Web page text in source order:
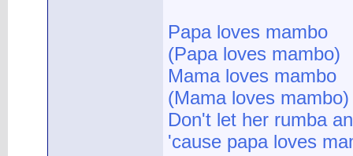
Papa loves mambo
(Papa loves mambo)
Mama loves mambo
(Mama loves mambo)
Don't let her rumba
'cause papa loves